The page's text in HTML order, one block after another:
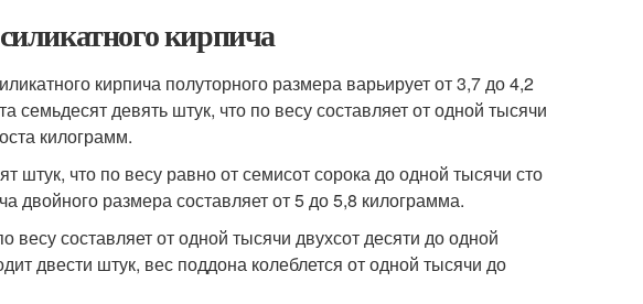
кирпича
кирпича полуторного размера варьирует от 3,7 до 4,2
семьдесят девять штук, что по весу составляет от одной тысячи
килограмм.
штук, что по весу равно от семисот сорока до одной тысячи сто
двойного размера составляет от 5 до 5,8 килограмма.
весу составляет от одной тысячи двухсот десяти до одной
двести штук, вес поддона колеблется от одной тысячи до